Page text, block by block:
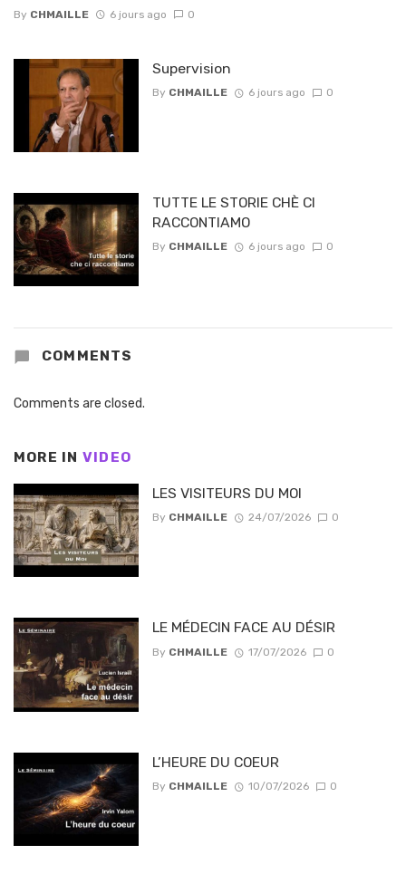
By CHMAILLE 6 jours ago 0
Supervision
By CHMAILLE 6 jours ago 0
TUTTE LE STORIE CHÈ CI
RACCONTIAMO
By CHMAILLE 6 jours ago 0
COMMENTS
Comments are closed.
MORE IN VIDEO
LES VISITEURS DU MOI
By CHMAILLE 24/07/2026 0
LE MÉDECIN FACE AU DÉSIR
By CHMAILLE 17/07/2026 0
L’HEURE DU COEUR
By CHMAILLE 10/07/2026 0